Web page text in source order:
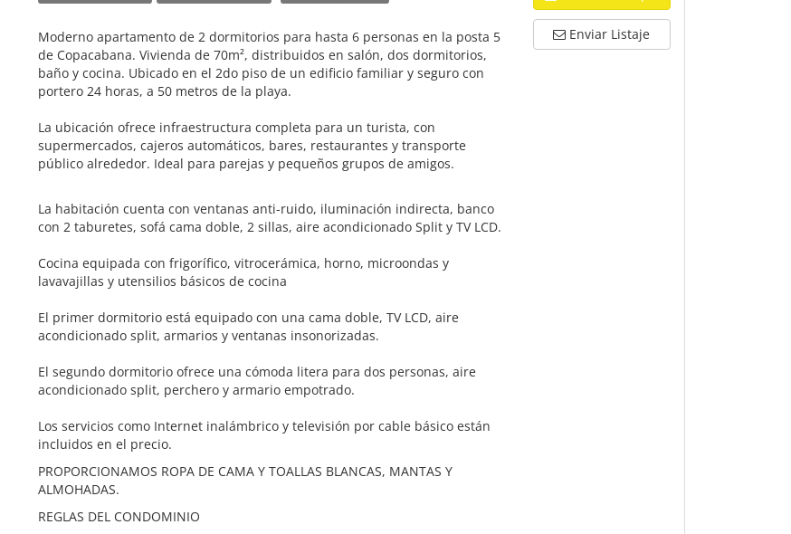
Moderno apartamento de 2 dormitorios para hasta 6 personas en la posta 5
de Copacabana. Vivienda de 70m², distribuidos en salón, dos dormitorios,
baño y cocina. Ubicado en el 2do piso de un edificio familiar y seguro con
portero 24 horas, a 50 metros de la playa.
La ubicación ofrece infraestructura completa para un turista, con
supermercados, cajeros automáticos, bares, restaurantes y transporte
público alrededor. Ideal para parejas y pequeños grupos de amigos.
La habitación cuenta con ventanas anti-ruido, iluminación indirecta, banco
con 2 taburetes, sofá cama doble, 2 sillas, aire acondicionado Split y TV LCD.
Cocina equipada con frigorífico, vitrocerámica, horno, microondas y
lavavajillas y utensilios básicos de cocina
El primer dormitorio está equipado con una cama doble, TV LCD, aire
acondicionado split, armarios y ventanas insonorizadas.
El segundo dormitorio ofrece una cómoda litera para dos personas, aire
acondicionado split, perchero y armario empotrado.
Los servicios como Internet inalámbrico y televisión por cable básico están
incluidos en el precio.
PROPORCIONAMOS ROPA DE CAMA Y TOALLAS BLANCAS, MANTAS Y
ALMOHADAS.
REGLAS DEL CONDOMINIO
Enviar Listaje